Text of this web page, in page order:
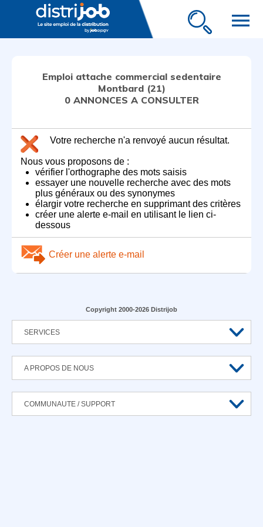
menu
Emploi attache commercial sedentaire
Montbard (21)
0 ANNONCES A CONSULTER
Votre recherche n'a renvoyé aucun résultat.
Nous vous proposons de :
vérifier l'orthographe des mots saisis
essayer une nouvelle recherche avec des mots
plus généraux ou des synonymes
élargir votre recherche en supprimant des critères
créer une alerte e-mail en utilisant le lien ci-
dessous
Créer une alerte e-mail
Copyright 2000-2026 Distrijob
SERVICES
A PROPOS DE NOUS
COMMUNAUTE / SUPPORT